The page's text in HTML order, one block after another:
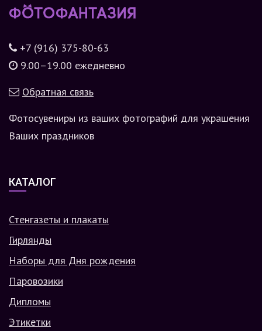
+7 (916) 375-80-63
9.00–19.00 ежедневно
Обратная связь
Фотосувениры из ваших фотографий для украшения
Ваших праздников
КАТАЛОГ
Стенгазеты и плакаты
Гирлянды
Наборы для Дня рождения
Паровозики
Дипломы
Этикетки